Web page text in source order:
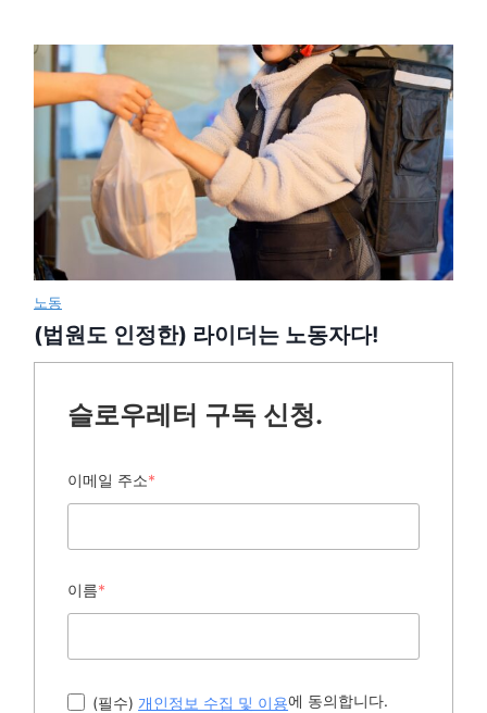
노동
(법원도 인정한) 라이더는 노동자다!
슬로우레터 구독 신청.
이메일 주소*
이름*
(필수) 개인정보 수집 및 이용에 동의합니다.